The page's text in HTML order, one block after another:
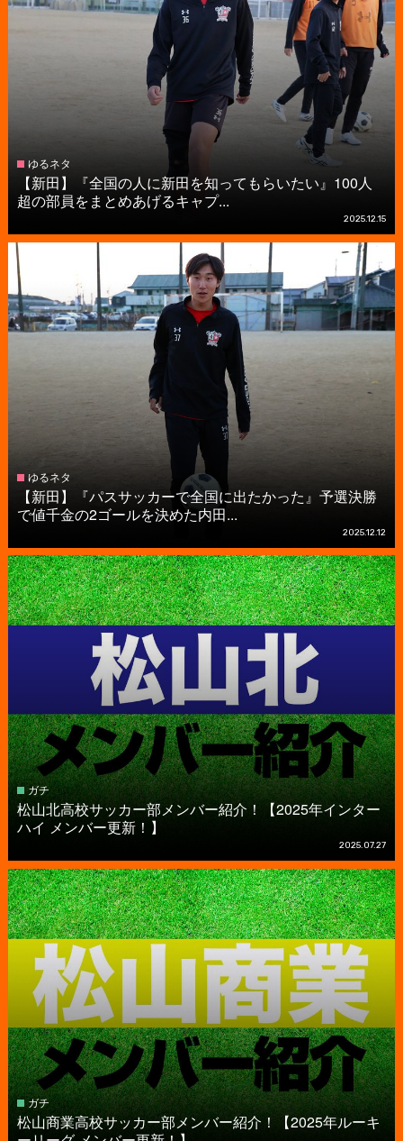
ゆるネタ
【新田】『全国の人に新田を知ってもらいたい』100人
超の部員をまとめあげるキャプ...
2025.12.15
ゆるネタ
【新田】『パスサッカーで全国に出たかった』予選決勝
で値千金の2ゴールを決めた内田...
2025.12.12
ガチ
松山北高校サッカー部メンバー紹介！【2025年インター
ハイ メンバー更新！】
2025.07.27
ガチ
松山商業高校サッカー部メンバー紹介！【2025年ルーキ